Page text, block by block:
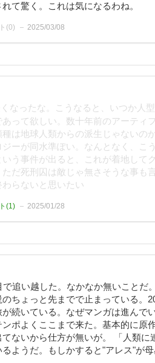
て驚く。これは気になるわね。
(0) 2025/03/08
なったな。こうなると、いつか人
あって欲しい。数十年前のアーティ
は地球人類からの派生じゃないの
ーが同水準ぽい。なんとなく、こ
う事件が出ると、これが着地して
だ死刑囚は敵じゃ無さそうな事も
らないと思いたい
(1) 2025/01/28
追い越した。なかなか無いことだ
ちょっと先までで止まっている。
続いている。なぜマンガは進んで
ポよくここまで来た。基本的に原
ないから仕方が無いが。 「人類に
ようだ。もしかすると"アレス"が母